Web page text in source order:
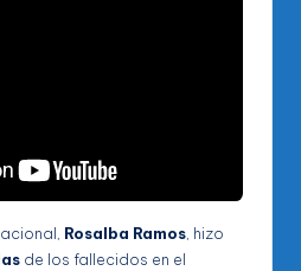
Rosalba Ramos , hizo
de los fallecidos en el